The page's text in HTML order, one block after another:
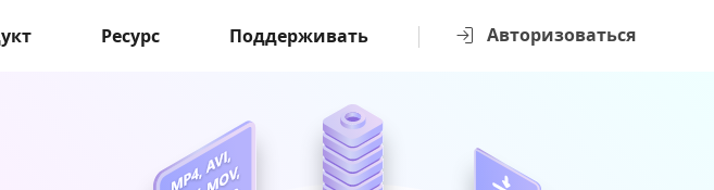
Авторизоваться
Ресурс Поддерживать